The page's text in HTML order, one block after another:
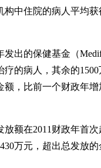
中住院的病人平均
出的保健基金（
的病人，其余的
，比前一个财政年
在2011财政年首次
万元，超出总发放